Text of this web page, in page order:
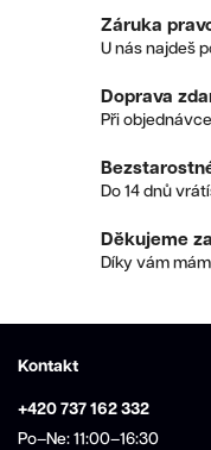
Záruka
U nás najdeš
Doprava
Při
Do 14 dnů
Děkujeme
Díky vám
Kontakt
+420 737 162 332
Po–Ne: 11:00–16:30